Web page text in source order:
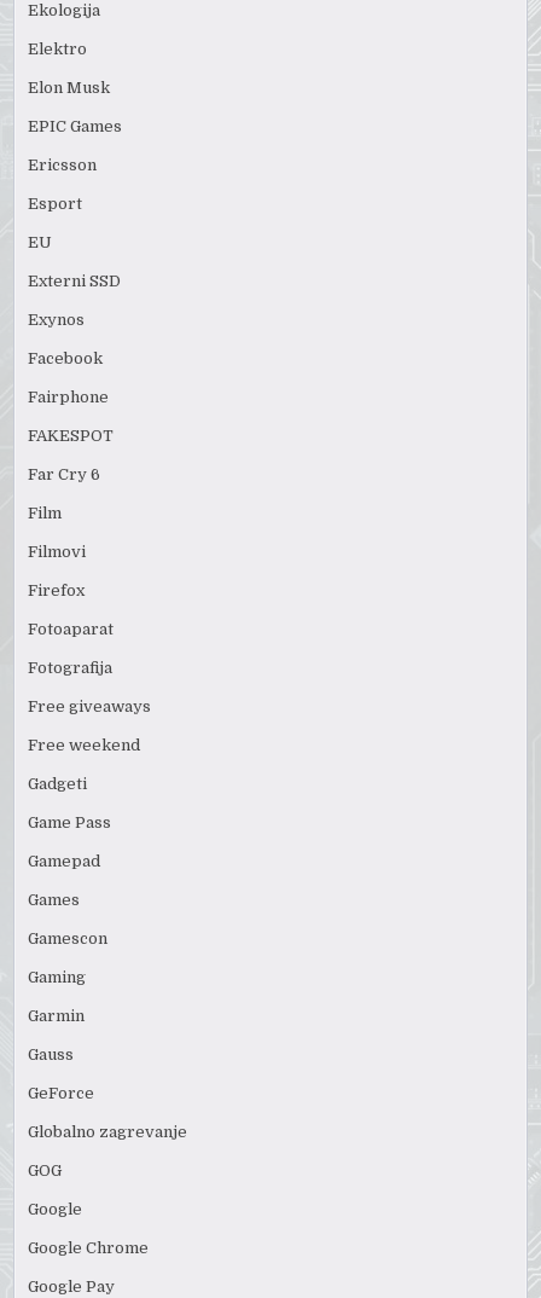
Ekologija
Elektro
Elon Musk
EPIC Games
Ericsson
Esport
EU
Externi SSD
Exynos
Facebook
Fairphone
FAKESPOT
Far Cry 6
Film
Filmovi
Firefox
Fotoaparat
Fotografija
Free giveaways
Free weekend
Gadgeti
Game Pass
Gamepad
Games
Gamescon
Gaming
Garmin
Gauss
GeForce
Globalno zagrevanje
GOG
Google
Google Chrome
Google Pay